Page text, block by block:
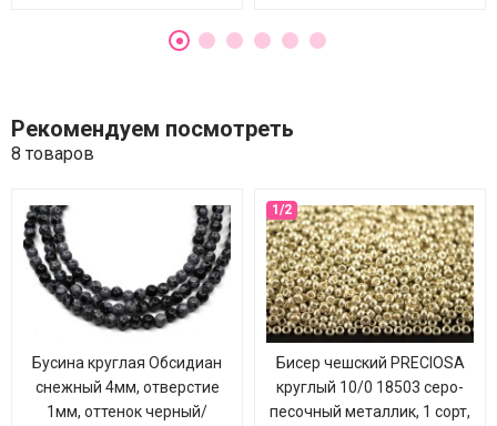
Рекомендуем посмотреть
8 товаров
Бусина круглая Обсидиан
снежный 4мм, отверстие
1мм, оттенок черный/
Бисер чешский PRECIOSA
круглый 10/0 18503 серо-
песочный металлик, 1 сорт,